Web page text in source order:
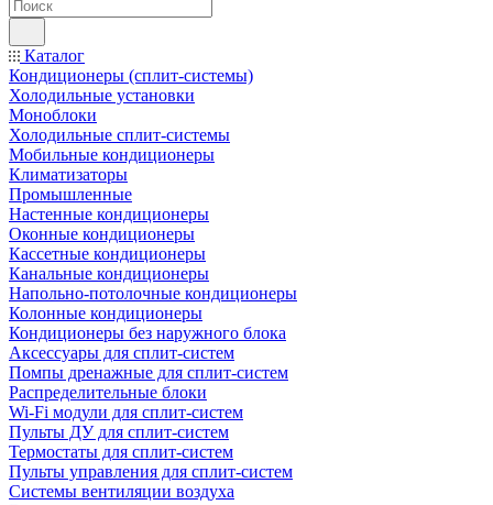
Каталог
Кондиционеры (сплит-системы)
Холодильные установки
Моноблоки
Холодильные сплит-системы
Мобильные кондиционеры
Климатизаторы
Промышленные
Настенные кондиционеры
Оконные кондиционеры
Кассетные кондиционеры
Канальные кондиционеры
Напольно-потолочные кондиционеры
Колонные кондиционеры
Кондиционеры без наружного блока
Аксессуары для сплит-систем
Помпы дренажные для сплит-систем
Распределительные блоки
Wi-Fi модули для сплит-систем
Пульты ДУ для сплит-систем
Термостаты для сплит-систем
Пульты управления для сплит-систем
Системы вентиляции воздуха